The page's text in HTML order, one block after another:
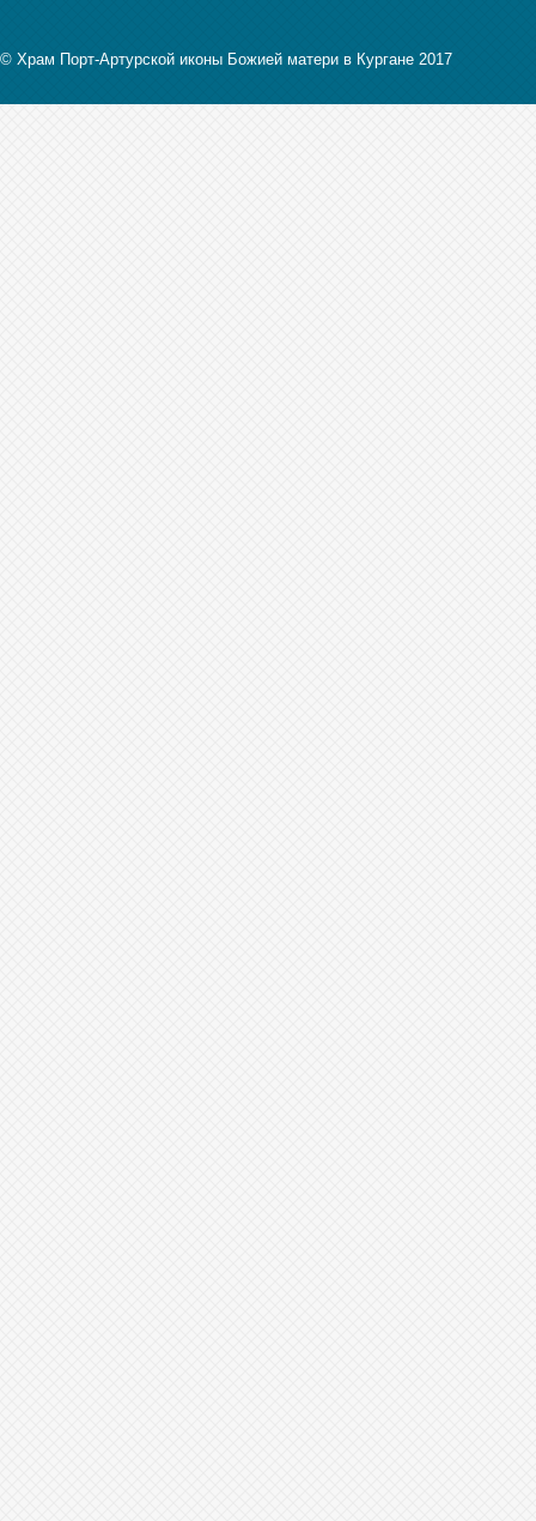
© Храм Порт-Артурской иконы Божией матери в Кургане 2017